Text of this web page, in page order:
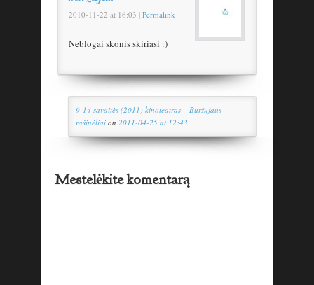
2010-11-22 at 16:03 | Permalink
Neblogai skonis skiriasi :)
9-14 savaitės (2011) kinoteatras – Buržujaus
rašinėliai on 2011-04-25 at 12:43
Mestelėkite komentarą